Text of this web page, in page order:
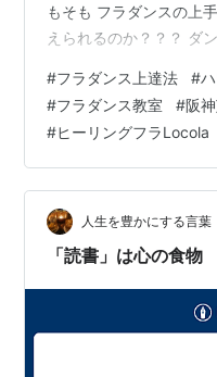
もそも フラダンスの上
えられるのか？？？ ダ
スは歌詞の意味に 合わ
付けがあてられる。 フ
トーリーテラーの役目が
ダンスがどれだけ技術
物語を自分なりに理解
#フラダンス上達法 #
#フラダンス教室 #阪
#ヒーリングフラLocola
人生を豊かにする言葉
「読書」は心の食物